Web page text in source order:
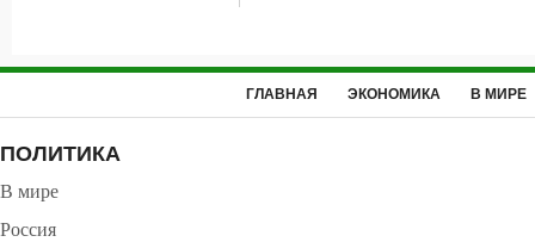
ГЛАВНАЯ ЭКОНОМИКА В МИРЕ
ПОЛИТИКА
В мире
Россия